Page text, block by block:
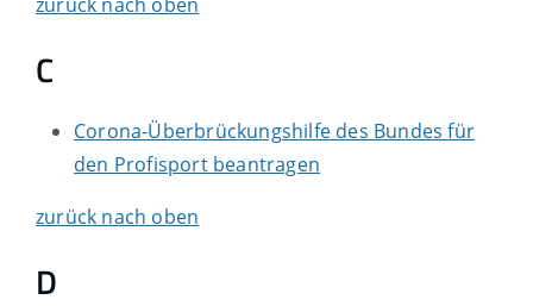
zurück nach oben
C
Corona-Überbrückungshilfe des Bundes für
den Profisport beantragen
zurück nach oben
D